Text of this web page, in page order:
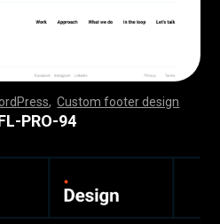
,Custom footer design
,,,,,,,,,, ,,,,,,,,,,,,,,,,,,,,,,,,
,,,,,,,,,, ,,,,,,,,,,,,,,,,,,,,,,,,
PRO-94